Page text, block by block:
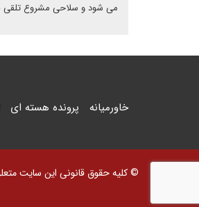
می شود و سلاحی مشروع تلقی
خاورمیانه پرونده هسته ای
© کلیه حقوق قانونی این سایت